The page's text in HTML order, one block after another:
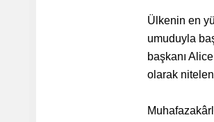
Ülkenin en
umuduyla
başkanı
olarak